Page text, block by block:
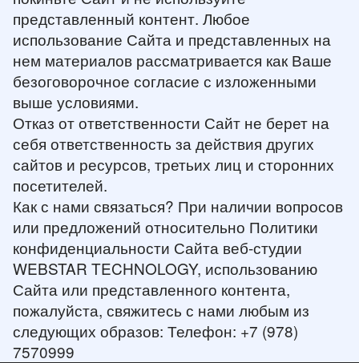
представленный контент. Любое
использование Сайта и представленных на
нем материалов рассматривается как Ваше
безоговорочное согласие с изложенными
выше условиями.
Отказ от ответственности Сайт не берет на
себя ответственность за действия других
сайтов и ресурсов, третьих лиц и сторонних
посетителей.
Как с нами связаться? При наличии вопросов
или предложений относительно Политики
конфиденциальности Сайта веб-студии
WEBSTAR TECHNOLOGY, использованию
Сайта или представленного контента,
пожалуйста, свяжитесь с нами любым из
следующих образов: Телефон: +7 (978)
7570999